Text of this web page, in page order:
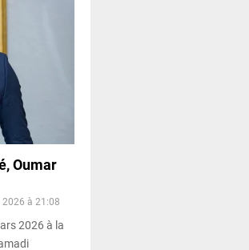
Oumar
à 21:08
2026 à la